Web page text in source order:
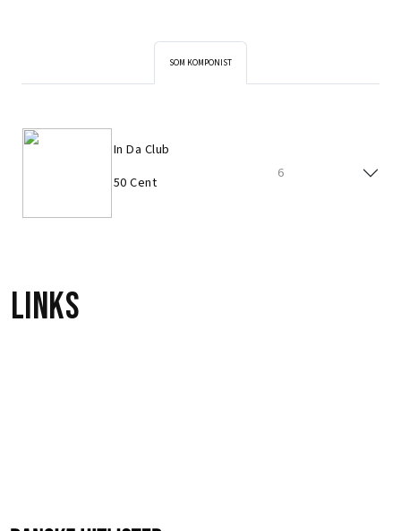
SOM KOMPONIST
In Da Club
50 Cent
6
Links